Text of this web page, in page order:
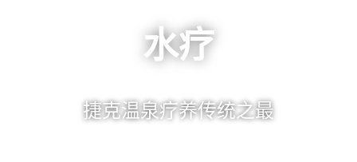
水疗
捷克温泉疗养传统之最